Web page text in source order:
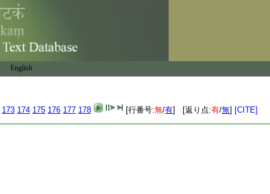
English
173 174 175 176 177 178 [行番号:無/有] [返り点:有/無] [CITE]